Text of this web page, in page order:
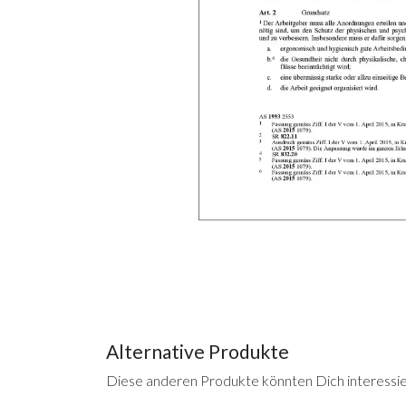
Alternative Produkte
Diese anderen Produkte könnten Dich